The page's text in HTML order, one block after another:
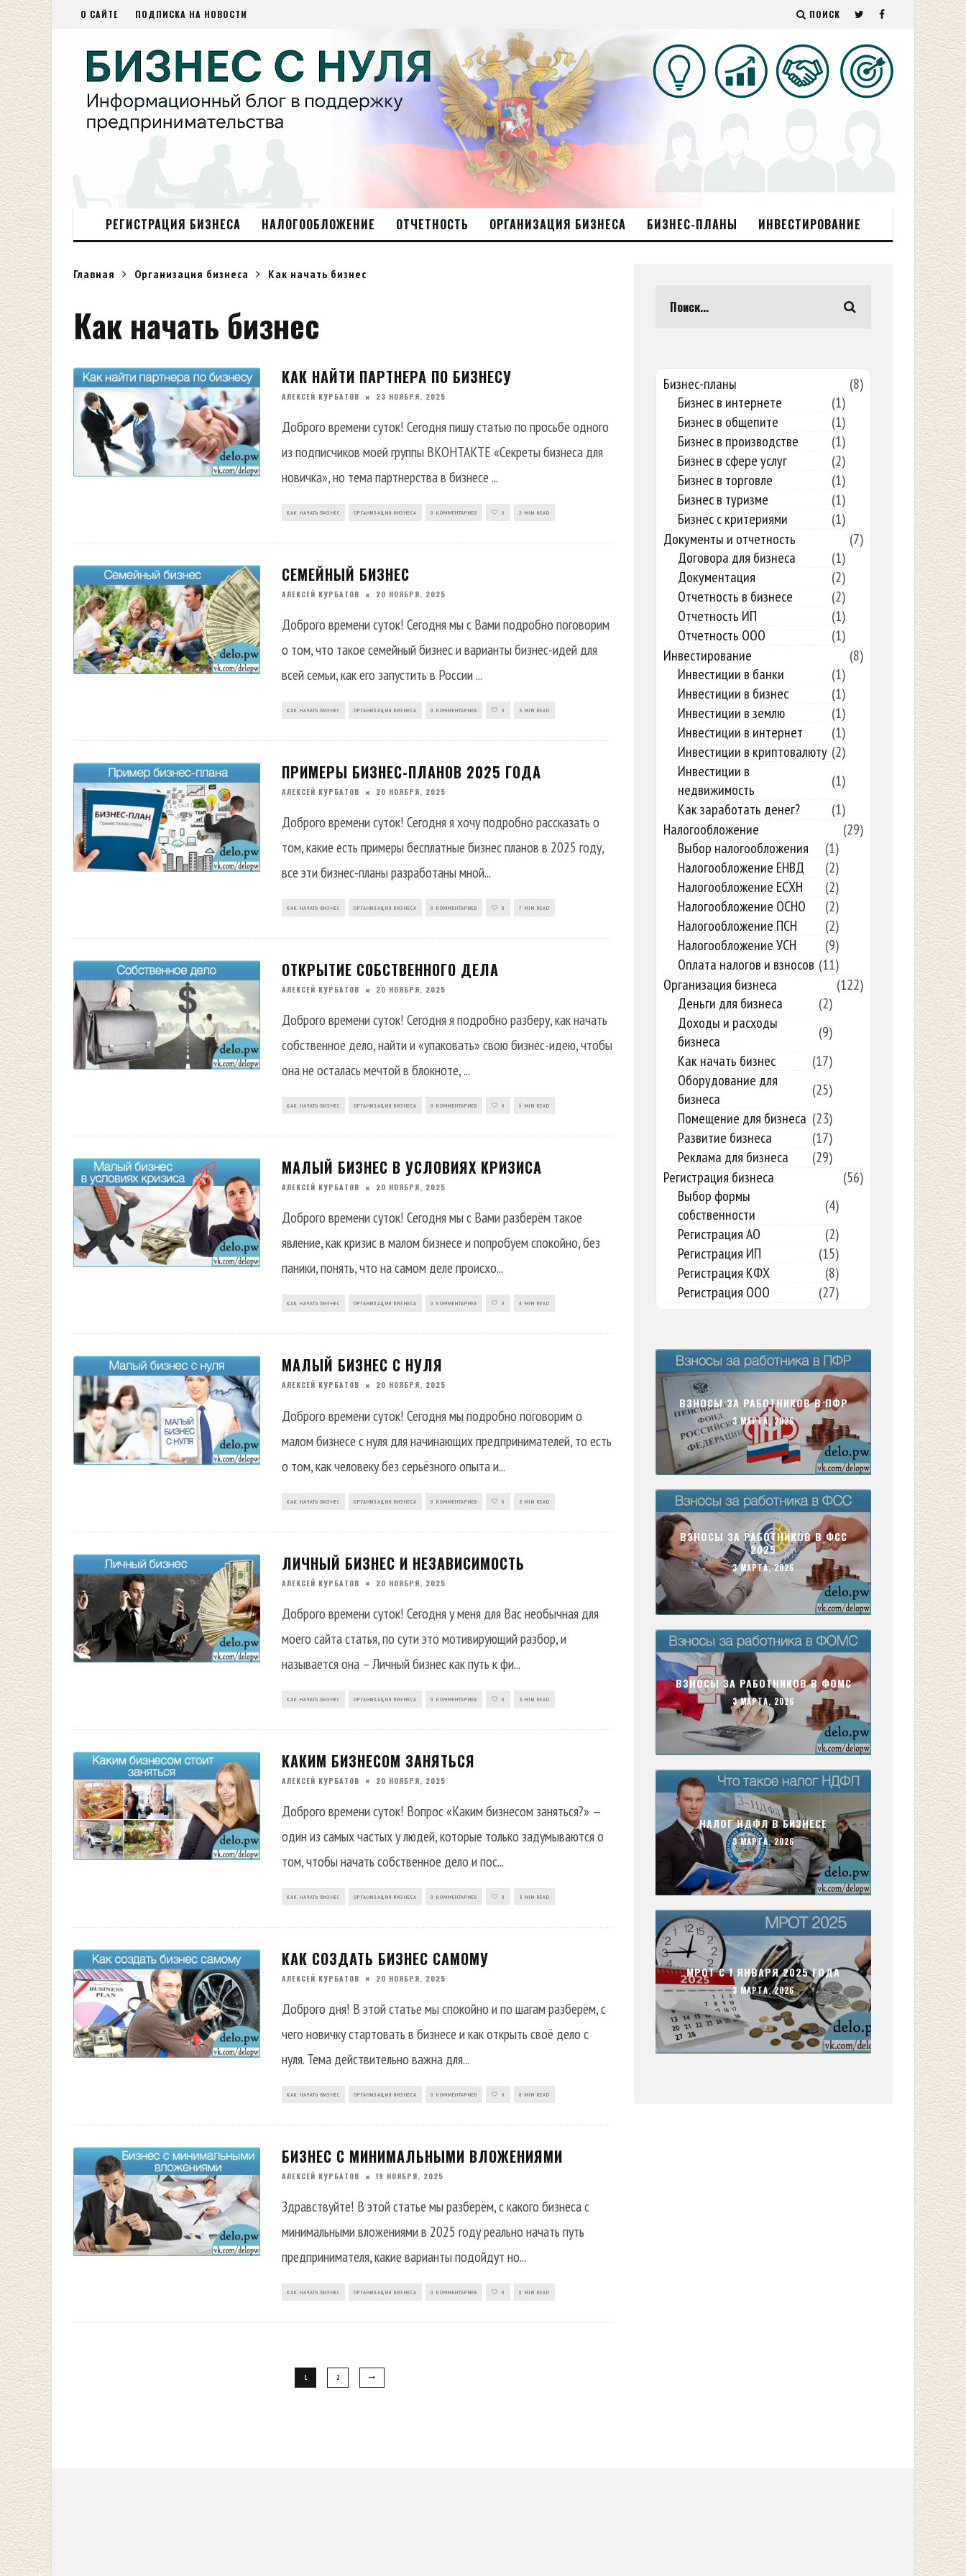
О САЙТЕ ПОДПИСКА НА НОВОСТИ ПОИСК
РЕГИСТРАЦИЯ БИЗНЕСА НАЛОГООБЛОЖЕНИЕ ОТЧЕТНОСТЬ ОРГАНИЗАЦИЯ БИЗНЕСА БИЗНЕС-ПЛАНЫ ИНВЕСТИРОВАНИЕ
Главная Организация бизнеса Как начать бизнес
Как начать бизнес
КАК НАЙТИ ПАРТНЕРА ПО БИЗНЕСУ
АЛЕКСЕЙ КУРБАТОВ 23 НОЯБРЯ, 2025
Доброго времени суток! Сегодня пишу статью по просьбе одного
из подписчиков моей группы ВКОНТАКТЕ «Секреты бизнеса для
новичка», но тема партнерства в бизнесе ...
КАК НАЧАТЬ БИЗНЕС ОРГАНИЗАЦИЯ БИЗНЕСА 0 КОММЕНТАРИЕВ 0 2 MIN READ
СЕМЕЙНЫЙ БИЗНЕС
АЛЕКСЕЙ КУРБАТОВ 20 НОЯБРЯ, 2025
Доброго времени суток! Сегодня мы с Вами подробно поговорим
о том, что такое семейный бизнес и варианты бизнес-идей для
всей семьи, как его запустить в России...
КАК НАЧАТЬ БИЗНЕС ОРГАНИЗАЦИЯ БИЗНЕСА 0 КОММЕНТАРИЕВ 0 5 MIN READ
ПРИМЕРЫ БИЗНЕС-ПЛАНОВ 2025 ГОДА
АЛЕКСЕЙ КУРБАТОВ 20 НОЯБРЯ, 2025
Доброго времени суток! Сегодня я хочу подробно рассказать о
том, какие есть примеры бесплатные бизнес планов в 2025 году,
все эти бизнес-планы разработаны мной...
КАК НАЧАТЬ БИЗНЕС ОРГАНИЗАЦИЯ БИЗНЕСА 0 КОММЕНТАРИЕВ 0 7 MIN READ
ОТКРЫТИЕ СОБСТВЕННОГО ДЕЛА
АЛЕКСЕЙ КУРБАТОВ 20 НОЯБРЯ, 2025
Доброго времени суток! Сегодня я подробно разберу, как начать
собственное дело, найти и «упаковать» свою бизнес-идею, чтобы
она не осталась мечтой в блокноте,...
КАК НАЧАТЬ БИЗНЕС ОРГАНИЗАЦИЯ БИЗНЕСА 0 КОММЕНТАРИЕВ 0 6 MIN READ
МАЛЫЙ БИЗНЕС В УСЛОВИЯХ КРИЗИСА
АЛЕКСЕЙ КУРБАТОВ 20 НОЯБРЯ, 2025
Доброго времени суток! Сегодня мы с Вами разберём такое
явление, как кризис в малом бизнесе и попробуем спокойно, без
паники, понять, что на самом деле происхо...
КАК НАЧАТЬ БИЗНЕС ОРГАНИЗАЦИЯ БИЗНЕСА 0 КОММЕНТАРИЕВ 0 4 MIN READ
МАЛЫЙ БИЗНЕС С НУЛЯ
АЛЕКСЕЙ КУРБАТОВ 20 НОЯБРЯ, 2025
Доброго времени суток! Сегодня мы подробно поговорим о
малом бизнесе с нуля для начинающих предпринимателей, то есть
о том, как человеку без серьёзного опыта и...
КАК НАЧАТЬ БИЗНЕС ОРГАНИЗАЦИЯ БИЗНЕСА 0 КОММЕНТАРИЕВ 0 5 MIN READ
ЛИЧНЫЙ БИЗНЕС И НЕЗАВИСИМОСТЬ
АЛЕКСЕЙ КУРБАТОВ 20 НОЯБРЯ, 2025
Доброго времени суток! Сегодня у меня для Вас необычная для
моего сайта статья, по сути это мотивирующий разбор, и
называется она – Личный бизнес как путь к фи...
КАК НАЧАТЬ БИЗНЕС ОРГАНИЗАЦИЯ БИЗНЕСА 0 КОММЕНТАРИЕВ 0 3 MIN READ
КАКИМ БИЗНЕСОМ ЗАНЯТЬСЯ
АЛЕКСЕЙ КУРБАТОВ 20 НОЯБРЯ, 2025
Доброго времени суток! Вопрос «Каким бизнесом заняться?» —
один из самых частых у людей, которые только задумываются о
том, чтобы начать собственное дело и пос...
КАК НАЧАТЬ БИЗНЕС ОРГАНИЗАЦИЯ БИЗНЕСА 0 КОММЕНТАРИЕВ 0 3 MIN READ
КАК СОЗДАТЬ БИЗНЕС САМОМУ
АЛЕКСЕЙ КУРБАТОВ 20 НОЯБРЯ, 2025
Доброго дня! В этой статье мы спокойно и по шагам разберём, с
чего новичку стартовать в бизнесе и как открыть своё дело с
нуля. Тема действительно важна для...
КАК НАЧАТЬ БИЗНЕС ОРГАНИЗАЦИЯ БИЗНЕСА 0 КОММЕНТАРИЕВ 0 8 MIN READ
БИЗНЕС С МИНИМАЛЬНЫМИ ВЛОЖЕНИЯМИ
АЛЕКСЕЙ КУРБАТОВ 19 НОЯБРЯ, 2025
Здравствуйте! В этой статье мы разберём, с какого бизнеса с
минимальными вложениями в 2025 году реально начать путь
предпринимателя, какие варианты подойдут но...
КАК НАЧАТЬ БИЗНЕС ОРГАНИЗАЦИЯ БИЗНЕСА 0 КОММЕНТАРИЕВ 0 9 MIN READ
1 2
Бизнес-планы
(8)
Бизнес в интернете
(1)
Бизнес в общепите
(1)
Бизнес в производстве
(1)
Бизнес в сфере услуг
(2)
Бизнес в торговле
(1)
Бизнес в туризме
(1)
Бизнес с критериями
(1)
Документы и отчетность
(7)
Договора для бизнеса
(1)
Документация
(2)
Отчетность в бизнесе
(2)
Отчетность ИП
(1)
Отчетность ООО
(1)
Инвестирование
(8)
Инвестиции в банки
(1)
Инвестиции в бизнес
(1)
Инвестиции в землю
(1)
Инвестиции в интернет
(1)
Инвестиции в криптовалюту (2)
Инвестиции в
недвижимость
(1)
Как заработать денег?
(1)
Налогообложение
(29)
Выбор налогообложения
(1)
Налогообложение ЕНВД
(2)
Налогообложение ЕСХН
(2)
Налогообложение ОСНО
(2)
Налогообложение ПСН
(2)
Налогообложение УСН
(9)
Оплата налогов и взносов (11)
Организация бизнеса
(122)
Деньги для бизнеса
(2)
Доходы и расходы
бизнеса
(9)
Как начать бизнес
(17)
Оборудование для
бизнеса
(25)
Помещение для бизнеса (23)
Развитие бизнеса
(17)
Реклама для бизнеса
(29)
Регистрация бизнеса
(56)
Выбор формы
собственности
(4)
Регистрация АО
(2)
Регистрация ИП
(15)
Регистрация КФХ
(8)
Регистрация ООО
(27)
ВЗНОСЫ ЗА РАБОТНИКОВ В ПФР
3 МАРТА, 2026
ВЗНОСЫ ЗА РАБОТНИКОВ В ФСС
2025
3 МАРТА, 2026
ВЗНОСЫ ЗА РАБОТНИКОВ В ФОМС
3 МАРТА, 2026
НАЛОГ НДФЛ В БИЗНЕСЕ
3 МАРТА, 2026
МРОТ С 1 ЯНВАРЯ 2025 ГОДА
3 МАРТА, 2026